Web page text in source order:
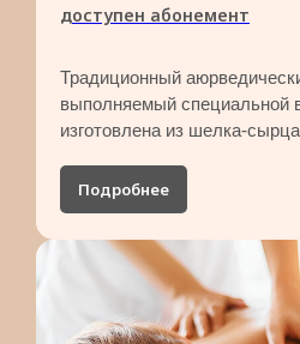
доступен абонемент
Традиционный
выполняемый специальной
изготовлена из шелка-
Подробнее